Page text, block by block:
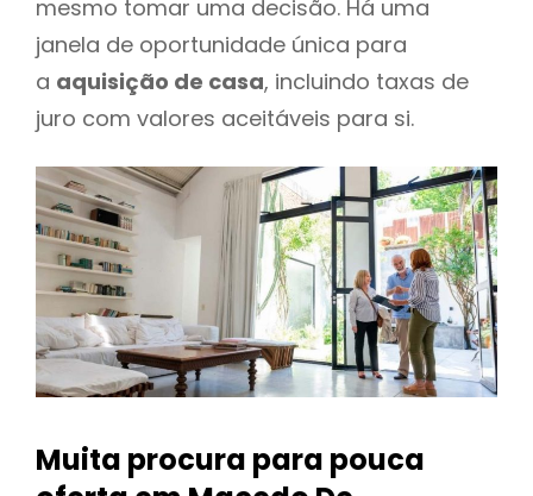
mesmo tomar uma decisão. Há uma
janela de oportunidade única para
a aquisição de casa, incluindo taxas de
juro com valores aceitáveis para si.
Muita procura para pouca